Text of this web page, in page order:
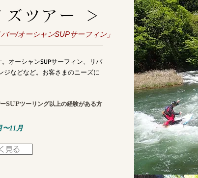
ズツアー ＞
ー/オーシャンSUPサーフィン」
オーシャンSUPサーフィン、リバ
ジなどなど。お客さまのニーズに
SUPツーリング以上の経験がある方​
11月
見る